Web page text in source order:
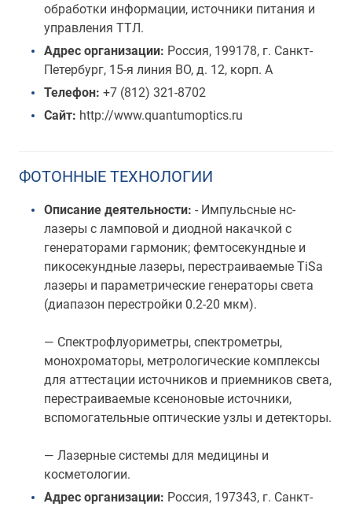
обработки информации, источники питания и
управления ТТЛ.
Адрес организации: Россия, 199178, г. Санкт-
Петербург, 15-я линия ВО, д. 12, корп. А
Телефон: +7 (812) 321-8702
Сайт: http://www.quantumoptics.ru
ФОТОННЫЕ ТЕХНОЛОГИИ
Описание деятельности: - Импульсные нс-
лазеры с ламповой и диодной накачкой с
генераторами гармоник; фемтосекундные и
пикосекундные лазеры, перестраиваемые TiSa
лазеры и параметрические генераторы света
(диапазон перестройки 0.2-20 мкм).
— Спектрофлуориметры, спектрометры,
монохроматоры, метрологические комплексы
для аттестации источников и приемников света,
перестраиваемые ксеноновые источники,
вспомогательные оптические узлы и детекторы.
— Лазерные системы для медицины и
косметологии.
Адрес организации: Россия, 197343, г. Санкт-